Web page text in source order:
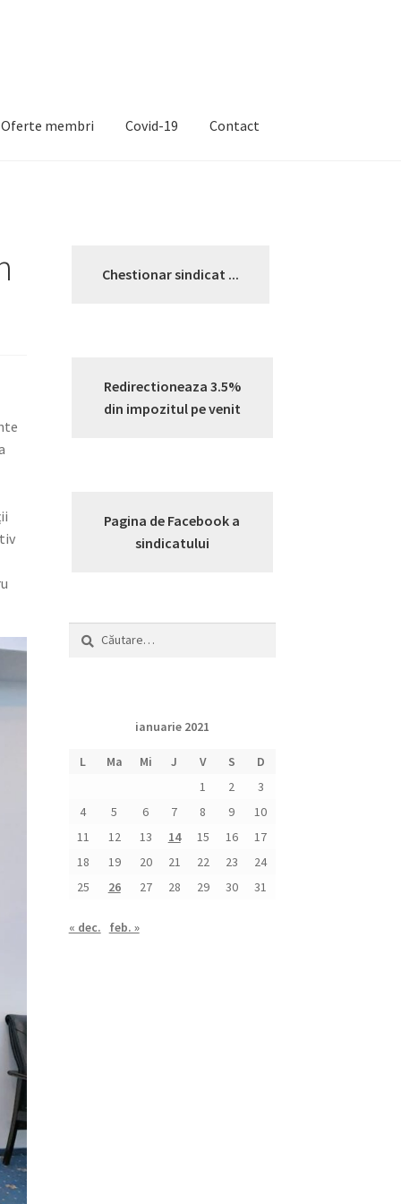
Oferte membri Covid-19 Contact
Chestionar sindicat ...
Redirectioneaza 3.5%
din impozitul pe venit
Pagina de Facebook a
sindicatului
Caută
după:
ianuarie 2021
L Ma Mi J V S
D
1
2
3
4
5 6 7 8 9
10
11
12 13 14 15 16
17
18
19 20 21 22 23
24
25
26 27 28 29 30 31
« dec. feb. »